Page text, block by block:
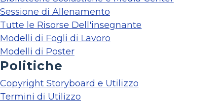
Sessione di Allenamento
Tutte le Risorse Dell'insegnante
Modelli di Fogli di Lavoro
Modelli di Poster
Politiche
Copyright Storyboard e Utilizzo
Termini di Utilizzo